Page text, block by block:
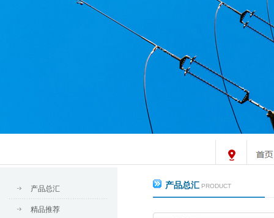
产品总汇
精品推荐
产品总汇 PRODUCT